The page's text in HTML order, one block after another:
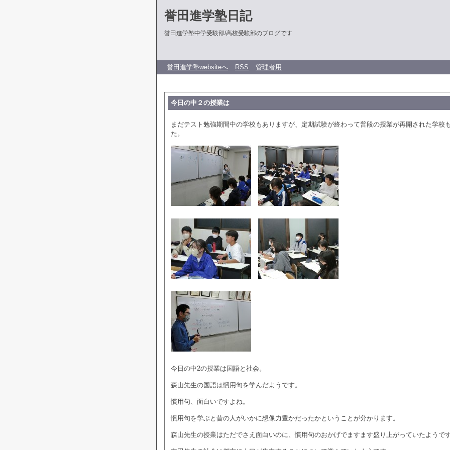
誉田進学塾日記
誉田進学塾中学受験部/高校受験部のブログです
誉田進学塾websiteへ RSS 管理者用
今日の中２の授業は
まだテスト勉強期間中の学校もありますが、定期試験が終わって普段の授業が再開された学校
た。
今日の中2の授業は国語と社会。
森山先生の国語は慣用句を学んだようです。
慣用句、面白いですよね。
慣用句を学ぶと昔の人がいかに想像力豊かだったかということが分かります。
森山先生の授業はただでさえ面白いのに、慣用句のおかげでますます盛り上がっていたようで